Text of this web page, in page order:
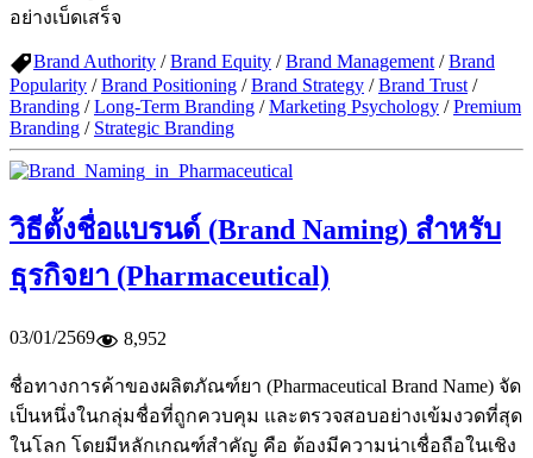
อย่างเบ็ดเสร็จ
Brand Authority /Brand Equity /Brand Management /Brand
Popularity /Brand Positioning /Brand Strategy /Brand Trust /
Branding /Long-Term Branding /Marketing Psychology /Premium
Branding / Strategic Branding
วิธีตั้งชื่อแบรนด์ (Brand Naming) สำหรับ
ธุรกิจยา (Pharmaceutical)
03/01/2569 8,952
ชื่อทางการค้าของผลิตภัณฑ์ยา (Pharmaceutical Brand Name) จัด
เป็นหนึ่งในกลุ่มชื่อที่ถูกควบคุม และตรวจสอบอย่างเข้มงวดที่สุด
ในโลก โดยมีหลักเกณฑ์สำคัญ คือ ต้องมีความน่าเชื่อถือในเชิง